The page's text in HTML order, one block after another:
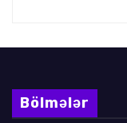
Bölmələr